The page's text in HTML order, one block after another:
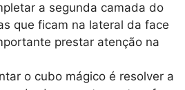
a segunda camada do
que ficam na lateral da face
prestar atenção na
o cubo mágico é resolver a